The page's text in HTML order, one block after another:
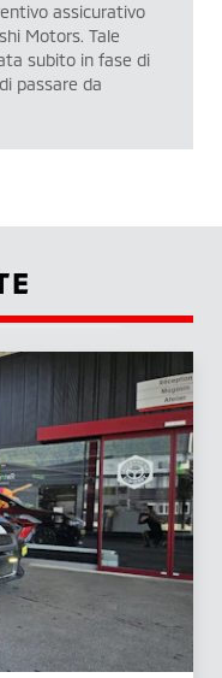
assicurativo
Motors. Tale
subito in fase di
passare da